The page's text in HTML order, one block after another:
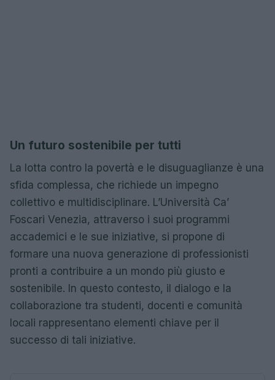
Un futuro sostenibile per tutti
La lotta contro la povertà e le disuguaglianze è una
sfida complessa, che richiede un impegno
collettivo e multidisciplinare. L’Università Ca’
Foscari Venezia, attraverso i suoi programmi
accademici e le sue iniziative, si propone di
formare una nuova generazione di professionisti
pronti a contribuire a un mondo più giusto e
sostenibile. In questo contesto, il dialogo e la
collaborazione tra studenti, docenti e comunità
locali rappresentano elementi chiave per il
successo di tali iniziative.